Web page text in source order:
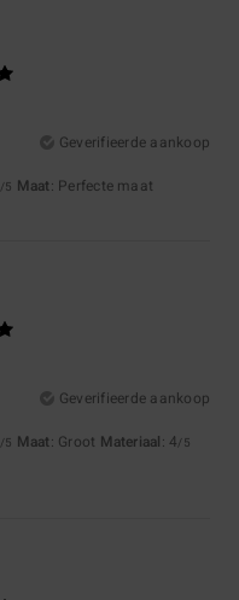
Geverifieerde aankoop
/5 Maat: Perfecte maat
Geverifieerde aankoop
/5 Maat: Groot Materiaal: 4/5